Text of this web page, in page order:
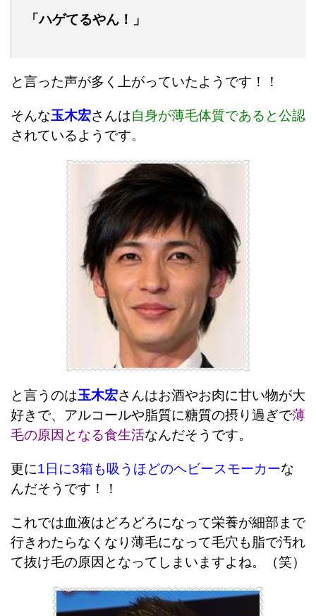
「ハゲてるやん！」
と言った声が多く上がっていたようです！！
そんな玉木宏さんは自身が薄毛体質であると公認
されているようです。
と言うのは玉木宏さんはお酒やお肉に甘い物が大
好きで、アルコールや脂質に糖質の摂り過ぎで薄
毛の原因となる食生活なんだそうです。
更に1日に3箱も吸うほどのヘビースモーカーな
んだそうです！！
これでは血液はどろどろになって栄養が細部まで
行きわたらなくなり薄毛になって毛穴も脂で汚れ
て抜け毛の原因となってしまいますよね。（笑）